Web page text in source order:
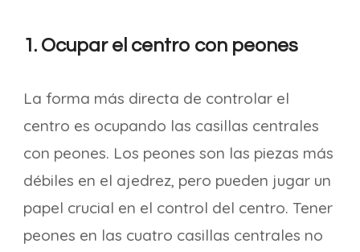
1. Ocupar el centro con peones
La forma más directa de controlar el
centro es ocupando las casillas centrales
con peones. Los peones son las piezas más
débiles en el ajedrez, pero pueden jugar un
papel crucial en el control del centro. Tener
peones en las cuatro casillas centrales no